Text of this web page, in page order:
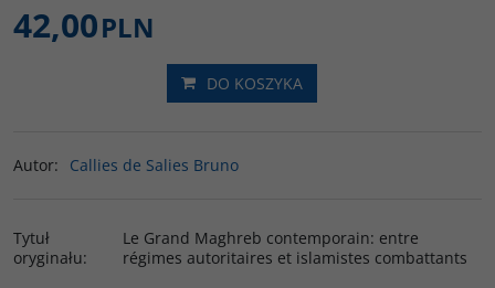
42,00PLN
DO KOSZYKA
Autor: Callies de Salies Bruno
Tytuł
oryginału:
Le Grand Maghreb contemporain: entre
régimes autoritaires et islamistes combattants